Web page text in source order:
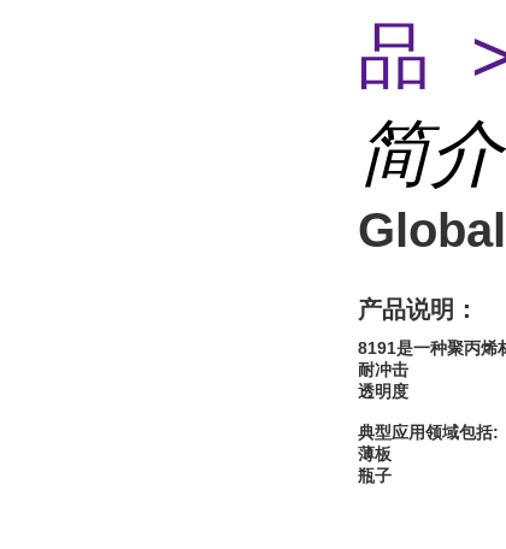
品
简介
产品说明：
8191是一种聚丙烯
耐冲击
透明度
典型应用领域包括:
薄板
瓶子